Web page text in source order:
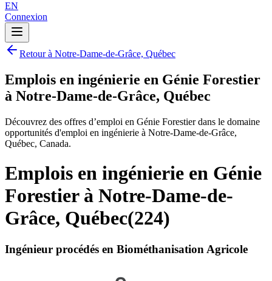
EN
Connexion
Retour à Notre-Dame-de-Grâce, Québec
Emplois en ingénierie en Génie Forestier
à Notre-Dame-de-Grâce, Québec
Découvrez des offres d’emploi en Génie Forestier dans le domaine
opportunités d'emploi en ingénierie à Notre-Dame-de-Grâce,
Québec, Canada.
Emplois en ingénierie en Génie
Forestier à Notre-Dame-de-
Grâce, Québec(224)
Ingénieur procédés en Biométhanisation Agricole